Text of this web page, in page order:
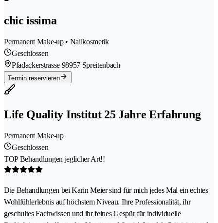
chic issima
Permanent Make-up • Nailkosmetik
Geschlossen
Pfadackerstrasse 98957 Spreitenbach
Termin reservieren
Life Quality Institut 25 Jahre Erfahrung
Permanent Make-up
Geschlossen
TOP Behandlungen jeglicher Art!!
Die Behandlungen bei Karin Meier sind für mich jedes Mal ein echtes
Wohlfühlerlebnis auf höchstem Niveau. Ihre Professionalität, ihr
geschultes Fachwissen und ihr feines Gespür für individuelle